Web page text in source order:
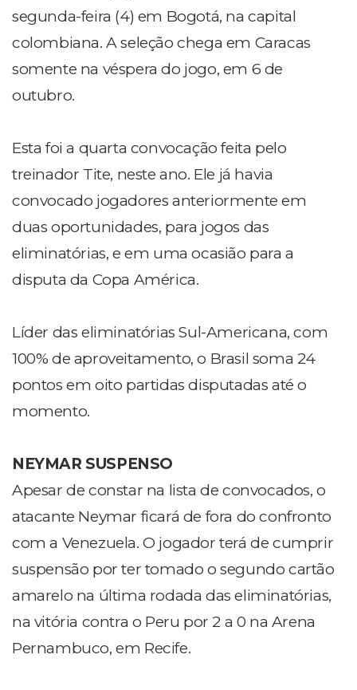
segunda-feira (4) em Bogotá, na capital
colombiana. A seleção chega em Caracas
somente na véspera do jogo, em 6 de
outubro.
Esta foi a quarta convocação feita pelo
treinador Tite, neste ano. Ele já havia
convocado jogadores anteriormente em
duas oportunidades, para jogos das
eliminatórias, e em uma ocasião para a
disputa da Copa América.
Líder das eliminatórias Sul-Americana, com
100% de aproveitamento, o Brasil soma 24
pontos em oito partidas disputadas até o
momento.
NEYMAR SUSPENSO
Apesar de constar na lista de convocados, o
atacante Neymar ficará de fora do confronto
com a Venezuela. O jogador terá de cumprir
suspensão por ter tomado o segundo cartão
amarelo na última rodada das eliminatórias,
na vitória contra o Peru por 2 a 0 na Arena
Pernambuco, em Recife.